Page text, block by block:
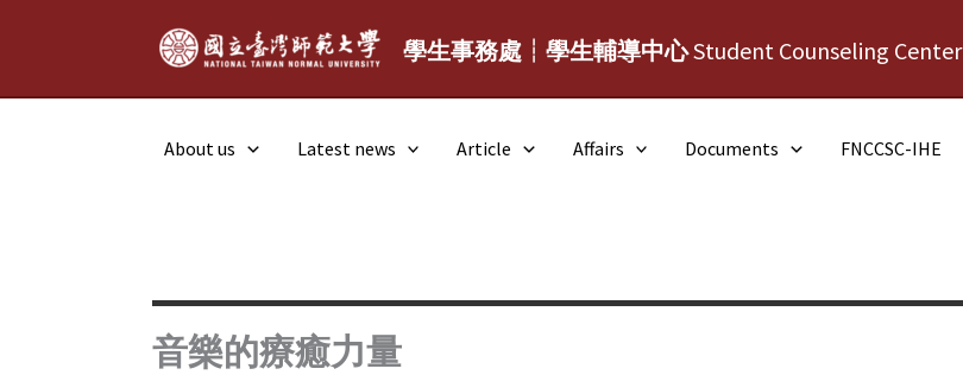
學生事務處┆學生輔導中心Student Counseling Center
About us Latest news Article Affairs Documents FNCCSC-IHE
音樂的療癒力量